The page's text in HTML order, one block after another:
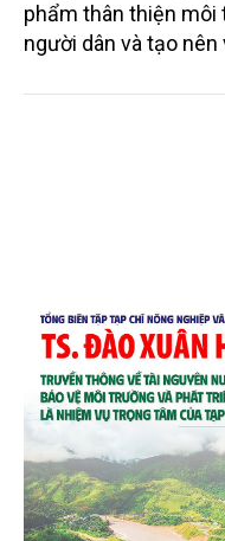
phẩm thân thiện
người dân và tạo
chén, dĩa... từ mo